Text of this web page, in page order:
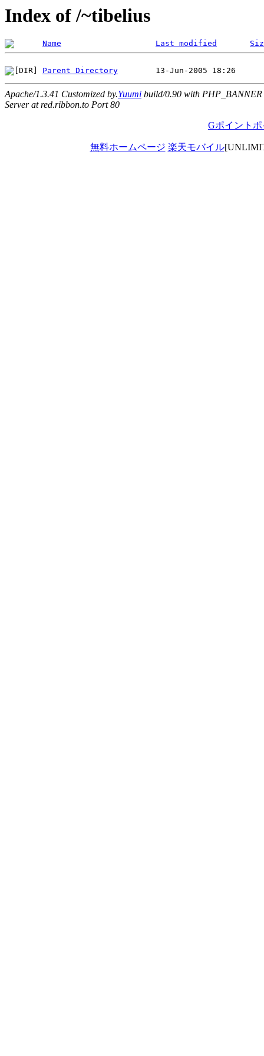
Index of /~tibelius
Name Last modified
Parent Directory
Apache/1.3.41 Customized by.Yuumi build/0.90 with PHP_BANNER
Server at red.ribbon.to Port 80
Gポイント
無料ホームページ 楽天モバイル